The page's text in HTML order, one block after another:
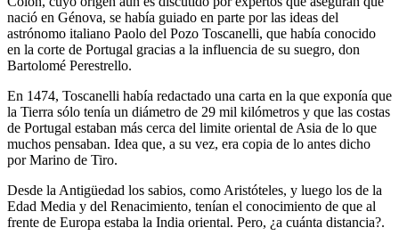
nació en Génova, se había guiado en parte por las ideas del
astrónomo italiano Paolo del Pozo Toscanelli, que había conocido
en la corte de Portugal gracias a la influencia de su suegro, don
Bartolomé Perestrello.
En 1474, Toscanelli había redactado una carta en la que exponía que
la Tierra sólo tenía un diámetro de 29 mil kilómetros y que las costas
de Portugal estaban más cerca del limite oriental de Asia de lo que
muchos pensaban. Idea que, a su vez, era copia de lo antes dicho
por Marino de Tiro.
Desde la Antigüedad los sabios, como Aristóteles, y luego los de la
Edad Media y del Renacimiento, tenían el conocimiento de que al
frente de Europa estaba la India oriental. Pero, ¿a cuánta distancia?.